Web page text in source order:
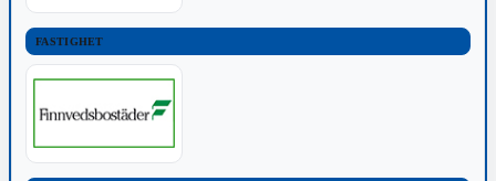
FASTIGHET